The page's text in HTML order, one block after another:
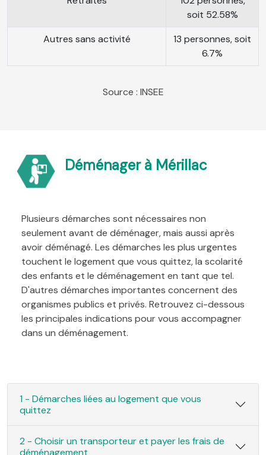
soit 52.58%
Autres sans activité
13 personnes, soit
6.7%
Source : INSEE
Déménager à Mérillac
Plusieurs démarches sont nécessaires non
seulement avant de déménager, mais aussi après
avoir déménagé. Les démarches les plus urgentes
touchent le logement que vous quittez, la scolarité
des enfants et le déménagement en tant que tel.
D'autres démarches importantes concernent des
organismes publics et privés. Retrouvez ci-dessous
les principales indications pour vous accompagner
dans un déménagement.
1 - Démarches liées au logement que vous
quittez
2 - Choisir un transporteur et payer les frais de
déménagement